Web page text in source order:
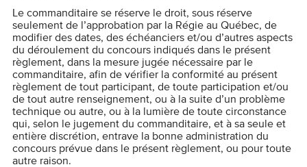
Le commanditaire se réserve le droit, sous réserve
seulement de l’approbation par la Régie au Québec, de
modifier des dates, des échéanciers et/ou d’autres aspects
du déroulement du concours indiqués dans le présent
règlement, dans la mesure jugée nécessaire par le
commanditaire, afin de vérifier la conformité au présent
règlement de tout participant, de toute participation et/ou
de tout autre renseignement, ou à la suite d’un problème
technique ou autre, ou à la lumière de toute circonstance
qui, selon le jugement du commanditaire, et à sa seule et
entière discrétion, entrave la bonne administration du
concours prévue dans le présent règlement, ou pour toute
autre raison.